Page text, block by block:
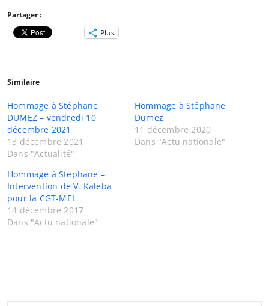
Partager :
Plus
Similaire
Hommage à Stéphane
DUMEZ – vendredi 10
décembre 2021
13 décembre 2021
Dans "Actualité"
Hommage à Stéphane
Dumez
11 décembre 2020
Dans "Actu nationale"
Hommage à Stephane –
Intervention de V. Kaleba
pour la CGT-MEL
14 décembre 2017
Dans "Actu nationale"